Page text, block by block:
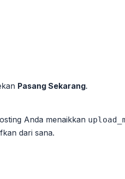
Pasang Sekarang.
Anda menaikkan
dari sana.